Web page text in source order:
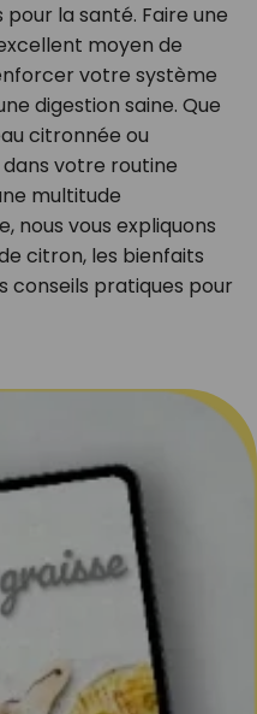
la santé. Faire une
moyen de
votre système
digestion saine. Que
citronnée ou
votre routine
multitude
nous vous expliquons
citron, les bienfaits
conseils pratiques pour